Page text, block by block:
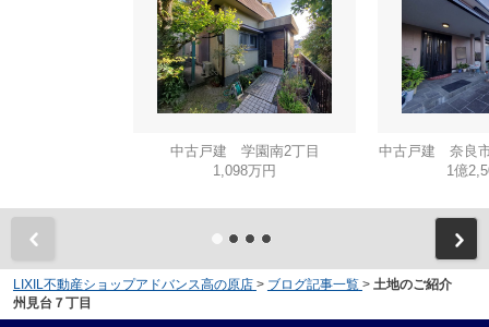
中古戸建 学園南2丁目
1,098万円
中古戸建 奈良
1億
LIXIL不動産ショップアドバンス高の原店 > ブログ記事一覧 > 土地のご紹介
州見台７丁目